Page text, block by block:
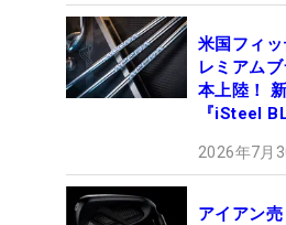
米国フィ
レミアム
本上陸！
『iSteel
2026年7月
アイアン